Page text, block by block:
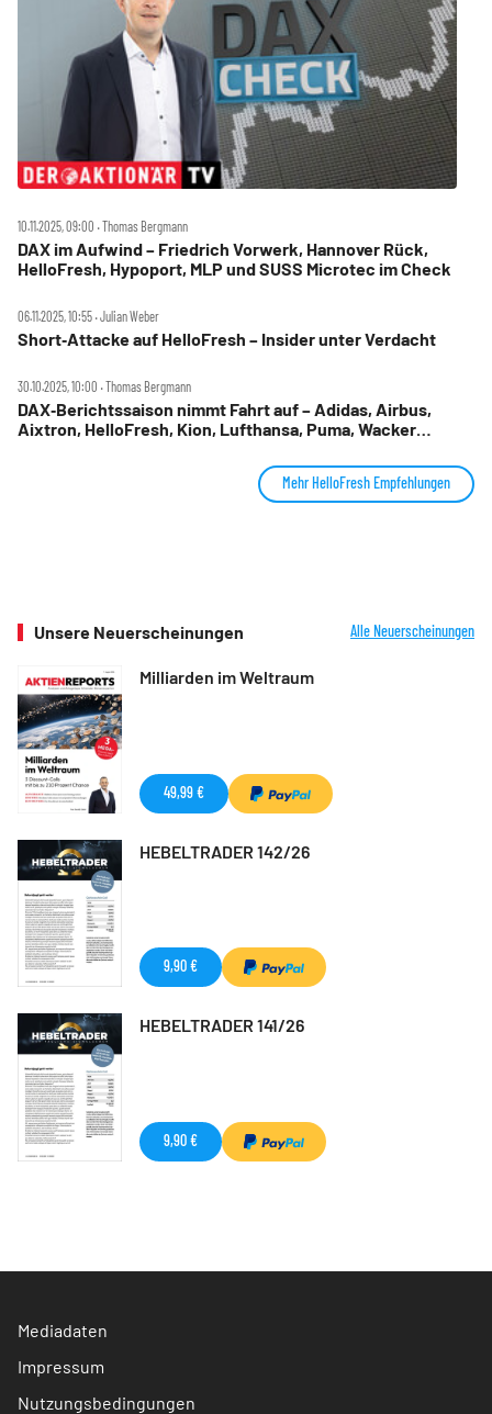
10.11.2025, 09:00 ‧ Thomas Bergmann
DAX im Aufwind – Friedrich Vorwerk, Hannover Rück,
HelloFresh, Hypoport, MLP und SUSS Microtec im Check
06.11.2025, 10:55 ‧ Julian Weber
Short‑Attacke auf HelloFresh – Insider unter Verdacht
30.10.2025, 10:00 ‧ Thomas Bergmann
DAX‑Berichtssaison nimmt Fahrt auf – Adidas, Airbus,
Aixtron, HelloFresh, Kion, Lufthansa, Puma, Wacker
Mehr HelloFresh Empfehlungen
Unsere Neuerscheinungen Alle Neuerscheinungen
Milliarden im Weltraum
49,99 €
HEBELTRADER 142/26
9,90 €
HEBELTRADER 141/26
9,90 €
Mediadaten
Impressum
Nutzungsbedingungen